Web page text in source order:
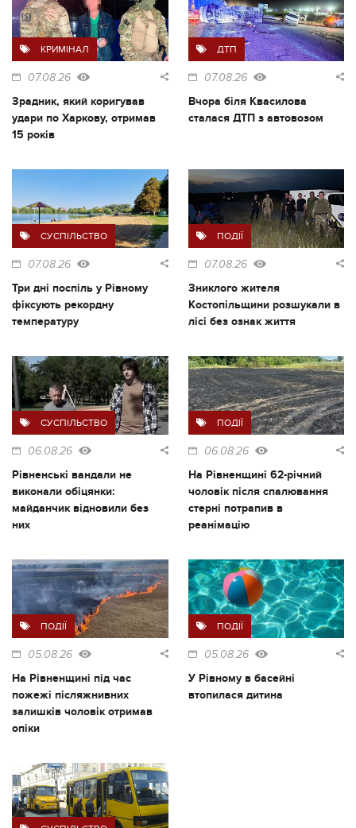
КРИМІНАЛ
07.08.26
Зрадник, який коригував
удари по Харкову, отримав
15 років
ДТП
07.08.26
Вчора біля Квасилова
сталася ДТП з автовозом
СУСПІЛЬСТВО
07.08.26
Три дні поспіль у Рівному
фіксують рекордну
температуру
ПОДІЇ
07.08.26
Зниклого жителя
Костопільщини розшукали в
лісі без ознак життя
СУСПІЛЬСТВО
06.08.26
Рівненські вандали не
виконали обіцянки:
майданчик відновили без
них
ПОДІЇ
06.08.26
На Рівненщині 62-річний
чоловік після спалювання
стерні потрапив в
реанімацію
ПОДІЇ
05.08.26
На Рівненщині під час
пожежі післяжнивних
залишків чоловік отримав
опіки
ПОДІЇ
05.08.26
У Рівному в басейні
втопилася дитина